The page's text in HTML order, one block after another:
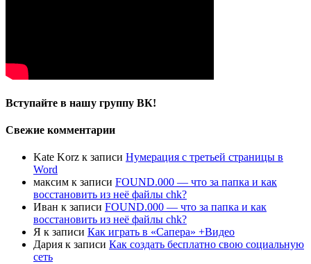
Вступайте в нашу группу ВК!
Свежие комментарии
Kate Korz к записи Нумерация с третьей страницы в
Word
максим к записи FOUND.000 — что за папка и как
восстановить из неё файлы chk?
Иван к записи FOUND.000 — что за папка и как
восстановить из неё файлы chk?
Я к записи Как играть в «Сапера» +Видео
Дария к записи Как создать бесплатно свою социальную
сеть